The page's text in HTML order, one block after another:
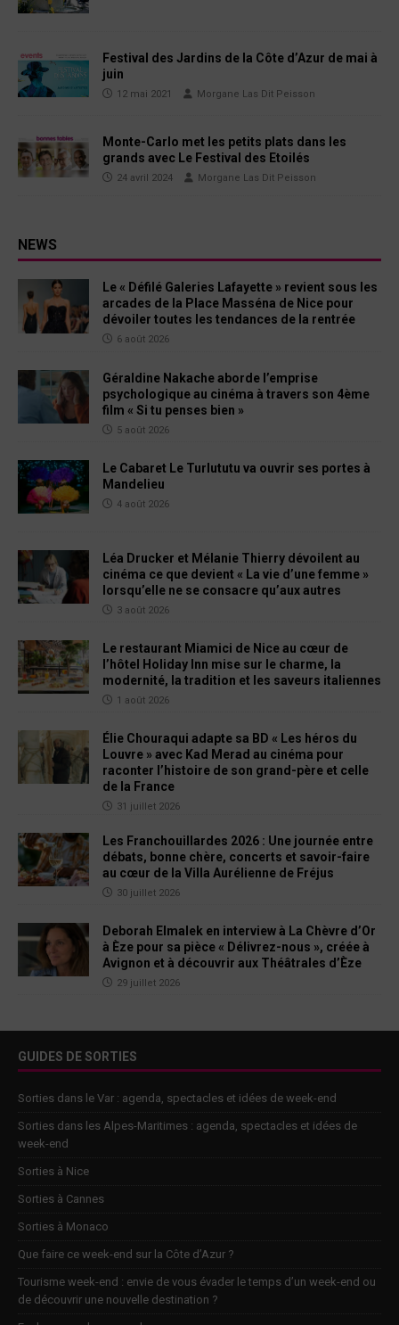
Festival des Jardins de la Côte d’Azur de mai à
juin
12 mai 2021 Morgane Las Dit Peisson
Monte-Carlo met les petits plats dans les
grands avec Le Festival des Etoilés
24 avril 2024 Morgane Las Dit Peisson
NEWS
Le « Défilé Galeries Lafayette » revient sous les
arcades de la Place Masséna de Nice pour
dévoiler toutes les tendances de la rentrée
6 août 2026
Géraldine Nakache aborde l’emprise
psychologique au cinéma à travers son 4ème
film « Si tu penses bien »
5 août 2026
Le Cabaret Le Turlututu va ouvrir ses portes à
Mandelieu
4 août 2026
Léa Drucker et Mélanie Thierry dévoilent au
cinéma ce que devient « La vie d’une femme »
lorsqu’elle ne se consacre qu’aux autres
3 août 2026
Le restaurant Miamici de Nice au cœur de
l’hôtel Holiday Inn mise sur le charme, la
modernité, la tradition et les saveurs italiennes
1 août 2026
Élie Chouraqui adapte sa BD « Les héros du
Louvre » avec Kad Merad au cinéma pour
raconter l’histoire de son grand-père et celle
de la France
31 juillet 2026
Les Franchouillardes 2026 : Une journée entre
débats, bonne chère, concerts et savoir-faire
au cœur de la Villa Aurélienne de Fréjus
30 juillet 2026
Deborah Elmalek en interview à La Chèvre d’Or
à Èze pour sa pièce « Délivrez-nous », créée à
Avignon et à découvrir aux Théâtrales d’Èze
29 juillet 2026
GUIDES DE SORTIES
Sorties dans le Var : agenda, spectacles et idées de week-end
Sorties dans les Alpes-Maritimes : agenda, spectacles et idées de
week-end
Sorties à Nice
Sorties à Cannes
Sorties à Monaco
Que faire ce week-end sur la Côte d’Azur ?
Tourisme week-end : envie de vous évader le temps d’un week-end ou
de découvrir une nouvelle destination ?